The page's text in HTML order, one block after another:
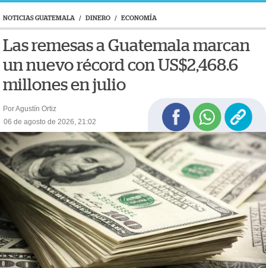
NOTICIAS GUATEMALA / DINERO / ECONOMÍA
Las remesas a Guatemala marcan
un nuevo récord con US$2,468.6
millones en julio
Por Agustín Ortiz
06 de agosto de 2026, 21:02